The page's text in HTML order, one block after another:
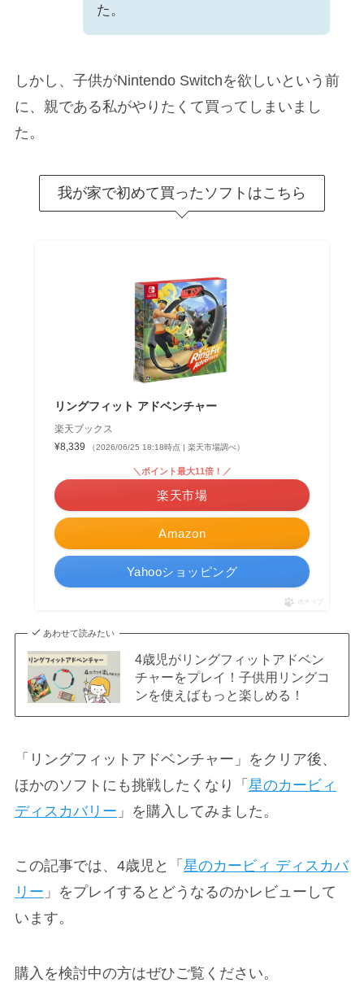
た。
しかし、子供がNintendo Switchを欲しいという前
に、親である私がやりたくて買ってしまいまし
た。
我が家で初めて買ったソフトはこちら
リングフィット アドベンチャー
楽天ブックス
¥8,339
（2026/06/25 18:18時点 | 楽天市場調べ）
Amazon
＼ポイント最大11倍！／
楽天市場
Yahooショッピング
ポチップ
あわせて読みたい
4歳児がリングフィットアドベン
チャーをプレイ！子供用リングコ
ンを使えばもっと楽しめる！
「リングフィットアドベンチャー」をクリア後、
ほかのソフトにも挑戦したくなり「 星のカービィ
ディスカバリー 」を購入してみました。
この記事では、4歳児と「 星のカービィ ディスカバ
リー 」をプレイするとどうなるのかレビューして
います。
購入を検討中の方はぜひご覧ください。